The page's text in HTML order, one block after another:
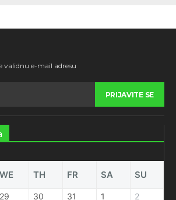
validnu e-mail adresu
PRIJAVITE SE
WE TH FR SA SU
29 30 31 1 2